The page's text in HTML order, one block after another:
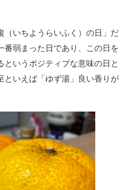
（いちようらいふく）の日」だ
番弱まった日であり、この日を
というポジティブな意味の日と
といえば「ゆず湯」良い香りが